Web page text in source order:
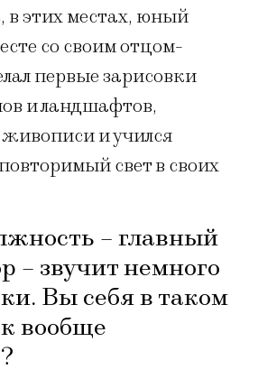
в этих местах, юный
со своим отцом-
первые зарисовки
и ландшафтов,
и учился
свет в своих
– главный
– звучит немного
Вы себя в таком
вообще